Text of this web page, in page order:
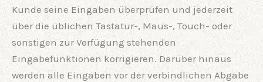
Kunde seine Eingaben überprüfen und jederzeit
über die üblichen Tastatur-, Maus-, Touch- oder
sonstigen zur Verfügung stehenden
Eingabefunktionen korrigieren. Darüber hinaus
werden alle Eingaben vor der verbindlichen Abgabe